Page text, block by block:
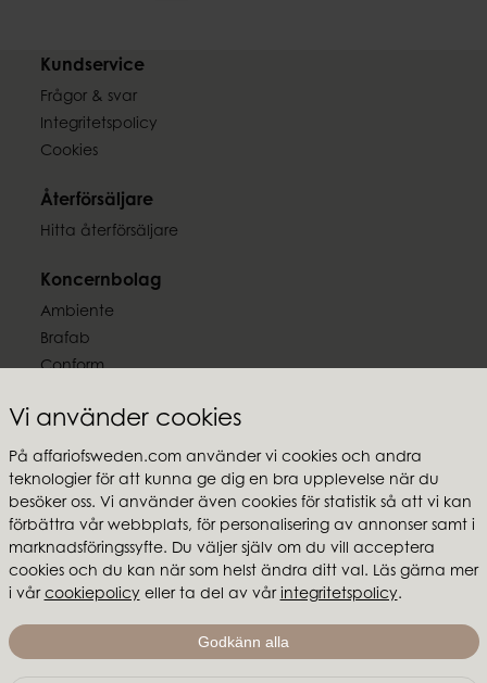
Vi använder cookies
På affariofsweden.com använder vi cookies och andra
teknologier för att kunna ge dig en bra upplevelse när du
besöker oss. Vi använder även cookies för statistik så att vi kan
förbättra vår webbplats, för personalisering av annonser samt i
marknadsföringssyfte. Du väljer själv om du vill acceptera
cookies och du kan när som helst ändra ditt val. Läs gärna mer
i vår cookiepolicyeller ta del av vår integritetspolicy.
Godkänn alla
Kundservice
Frågor & svar
Integritetspolicy
Cookies
Återförsäljare
Hitta återförsäljare
Koncernbolag
Ambiente
Brafab
Conform
MTI
Följ oss
Affari of Sweden
Om oss